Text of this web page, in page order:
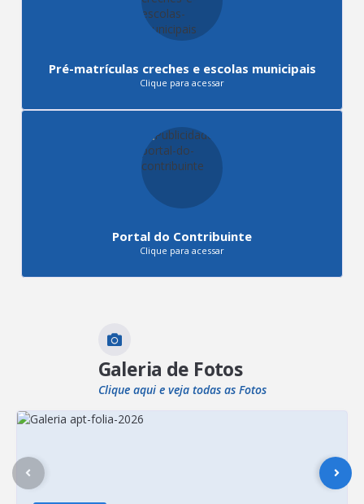
Pré-matrículas creches e escolas municipais
Clique para acessar
Portal do Contribuinte
Clique para acessar
Galeria de Fotos
Clique aqui e veja todas as Fotos